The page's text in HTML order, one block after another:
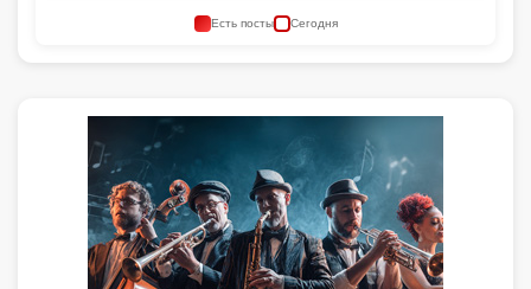
Есть посты Сегодня